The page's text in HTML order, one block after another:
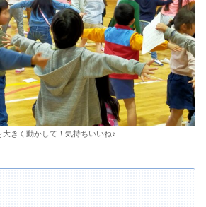
大きく動かして！気持ちいいね♪